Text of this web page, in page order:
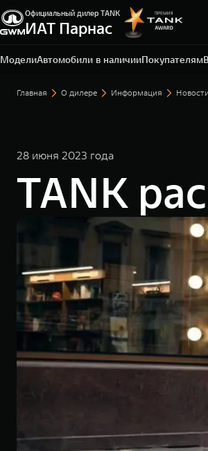
Официальный дилер TANK
ИАТ Парнас
МоделиАвтомобили в наличииПокупателям
Санкт-Петербург, ЛО, Всеволожский
Порошкино, ул. Торговая, 22
+7 812 337-78-87
Главная О дилере Информация Новости
28 июня 2023 года
TANK